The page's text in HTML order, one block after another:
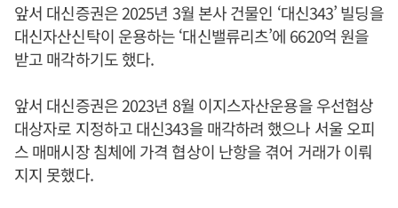
앞서 대신증권은 2025년 3월 본사 건물인 ‘대신343’ 빌딩을
대신자산신탁이 운용하는 ‘대신밸류리츠’에 6620억 원을
받고 매각하기도 했다.
앞서 대신증권은 2023년 8월 이지스자산운용을 우선협상
대상자로 지정하고 대신343을 매각하려 했으나 서울 오피
스 매매시장 침체에 가격 협상이 난항을 겪어 거래가 이뤄
지지 못했다.